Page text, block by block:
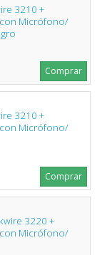
3210 +
Micrófono/
Comprar
3210 +
Micrófono/
Comprar
3220 +
Micrófono/